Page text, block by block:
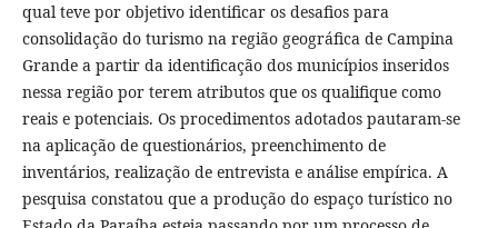
qual teve por objetivo identificar os desafios para
consolidação do turismo na região geográfica de Campina
Grande a partir da identificação dos municípios inseridos
nessa região por terem atributos que os qualifique como
reais e potenciais. Os procedimentos adotados pautaram-se
na aplicação de questionários, preenchimento de
inventários, realização de entrevista e análise empírica. A
pesquisa constatou que a produção do espaço turístico no